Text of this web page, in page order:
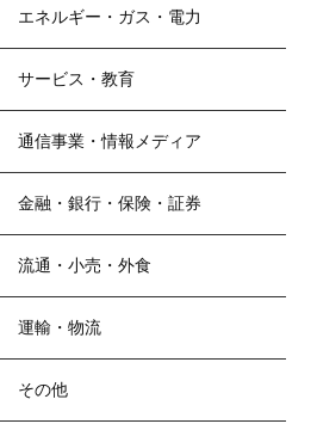
エネルギー・ガス・電力
サービス・教育
通信事業・情報メディア
金融・銀行・保険・証券
流通・小売・外食
運輸・物流
その他